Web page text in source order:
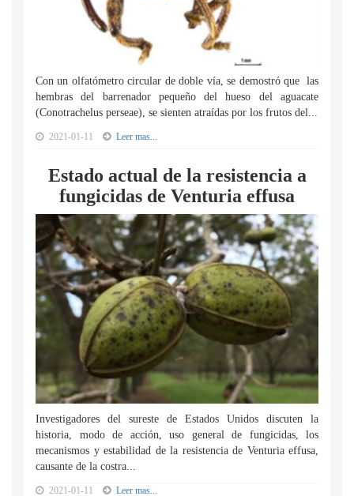
Con un olfatómetro circular de doble vía, se demostró que las
hembras del barrenador pequeño del hueso del aguacate
(Conotrachelus perseae), se sienten atraídas por los frutos del...
2021-01-11 Leer mas...
Estado actual de la resistencia a
fungicidas de Venturia effusa
Investigadores del sureste de Estados Unidos discuten la
historia, modo de acción, uso general de fungicidas, los
mecanismos y estabilidad de la resistencia de Venturia effusa,
causante de la costra...
2021-01-11 Leer mas...